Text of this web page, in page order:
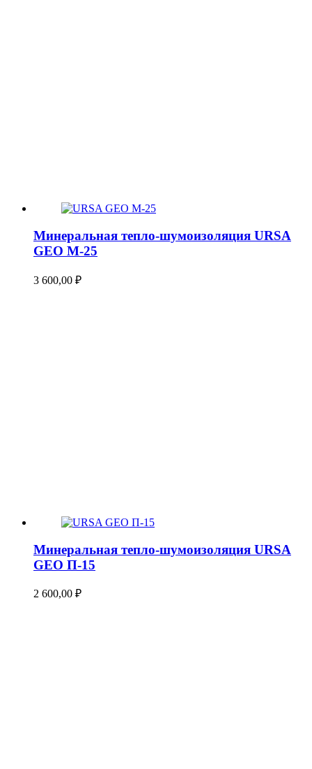
Минеральная тепло-шумоизоляция URSA
GEO М-25
3 600,00 ₽
Минеральная тепло-шумоизоляция URSA
GEO П-15
2 600,00 ₽